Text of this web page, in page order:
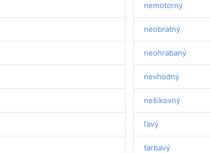
nemotorný
neobratný
neohrabaný
nevhodný
nešikovný
ľavý
ťarbavý